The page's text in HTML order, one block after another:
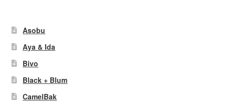
Asobu
Aya & Ida
Bivo
Black + Blum
CamelBak